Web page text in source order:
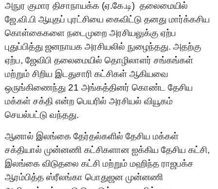
அநுர குமார திசாநாயக்க (ஏ.கே.டி) தலைமையில்
ஜே.வி.பி ஆயுதப் புரட்சியை கைவிட்டு தனது மார்க்கசிய
கொள்கைகளை நடைமுறை அரசியலுக்கு ஏற்ப
புதுப்பித்து ஜனநாயக அரசியலில் நுழைந்தது. அதற்கு
ஏற்ப, ஜேவிபி தலைமையில் தொழிலாளர் சங்கங்கள்
மற்றும் சிறிய இடதுசாரி கட்சிகள் ஆகியவை
ஒருங்கிணைந்து 21 அங்கத்தினர் கொண்ட தேசிய
மக்கள் சக்தி என்ற பெயரில் அரசியல் வியூகம்
செயல்பட்டு வந்தது.
ஆனால் இலங்கை தேர்தல்களில் தேசிய மக்கள்
சக்தியால் முன்னணி கட்சிகளான ஐக்கிய தேசிய கட்சி,
இலங்கை விடுதலை கட்சி மற்றும் மஹிந்த ராஜபக்ச
ஆரம்பித்த ஸ்ரீலங்கா பொதுஜன முன்னணி